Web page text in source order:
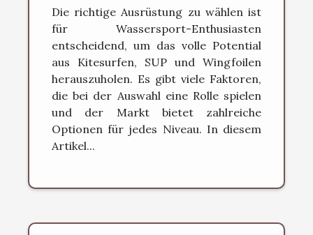
Wingfoilen?
Die richtige Ausrüstung zu wählen ist
für Wassersport-Enthusiasten
entscheidend, um das volle Potential
aus Kitesurfen, SUP und Wingfoilen
herauszuholen. Es gibt viele Faktoren,
die bei der Auswahl eine Rolle spielen
und der Markt bietet zahlreiche
Optionen für jedes Niveau. In diesem
Artikel...